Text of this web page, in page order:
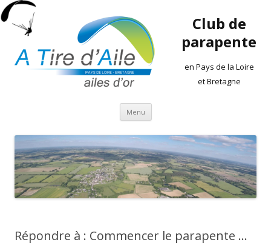
Club de
parapente
en Pays de la Loire
et Bretagne
Menu Aller
contenu
Répondre à : Commencer le parapente …